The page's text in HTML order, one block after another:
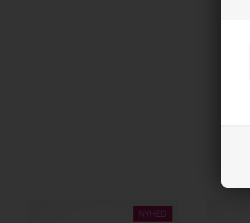
NYHED